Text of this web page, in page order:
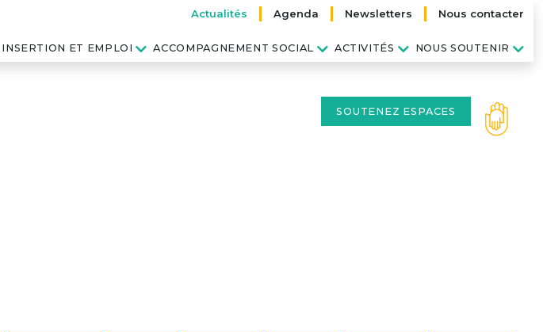
Nous contacter
Newsletters
Agenda
Actualités
INSERTION ET EMPLOI ACCOMPAGNEMENT SOCIAL ACTIVITÉS NOUS SOUTENIR
SOUTENEZ ESPACES